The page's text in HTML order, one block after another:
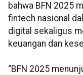
bahwa BFN 2025
fintech nasional
digital sekaligus
keuangan dan
“BFN 2025